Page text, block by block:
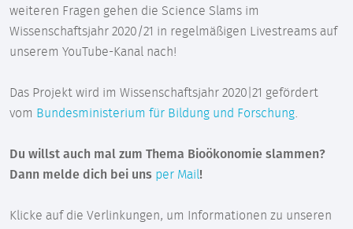
weiteren Fragen gehen die Science Slams im
Wissenschaftsjahr 2020/21 in regelmäßigen Livestreams auf
unserem YouTube-Kanal nach!
Das Projekt wird im Wissenschaftsjahr 2020|21 gefördert
vom Bundesministerium für Bildung und Forschung
Du willst auch mal zum Thema Bioökonomie slammen?
Dann melde dich bei uns per Mail!
Klicke auf die Verlinkungen, um Informationen zu unseren